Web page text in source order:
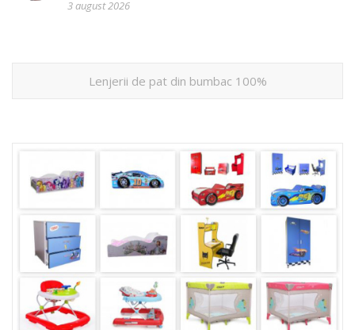
3 august 2026
Lenjerii de pat din bumbac 100%